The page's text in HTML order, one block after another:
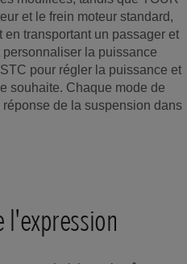
et le frein moteur standard,
transportant un passager et
la puissance
pour régler la puissance et
souhaite. Chaque mode de
de la suspension dans
l'expression